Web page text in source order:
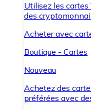
Utilisez les
des
Acheter avec
Boutique - Cartes
Nouveau
Achetez des
préférées avec